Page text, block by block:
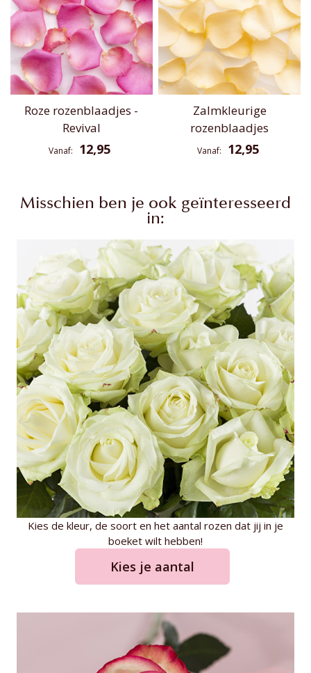
Roze rozenblaadjes -
Revival
Vanaf 12,95
Zalmkleurige
rozenblaadjes
Vanaf 12,95
Misschien ben je ook geïnteresseerd
in:
Kies de kleur, de soort en het aantal rozen dat jij in je
boeket wilt hebben!
Kies je aantal